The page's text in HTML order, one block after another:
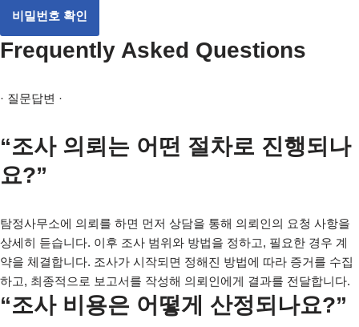
비밀번호 확인
Frequently Asked Questions
· 질문답변 ·
“조사 의뢰는 어떤 절차로 진행되나
요?”
탐정사무소에 의뢰를 하면 먼저 상담을 통해 의뢰인의 요청 사항을
상세히 듣습니다. 이후 조사 범위와 방법을 정하고, 필요한 경우 계
약을 체결합니다. 조사가 시작되면 정해진 방법에 따라 증거를 수집
하고, 최종적으로 보고서를 작성해 의뢰인에게 결과를 전달합니다.
“조사 비용은 어떻게 산정되나요?”